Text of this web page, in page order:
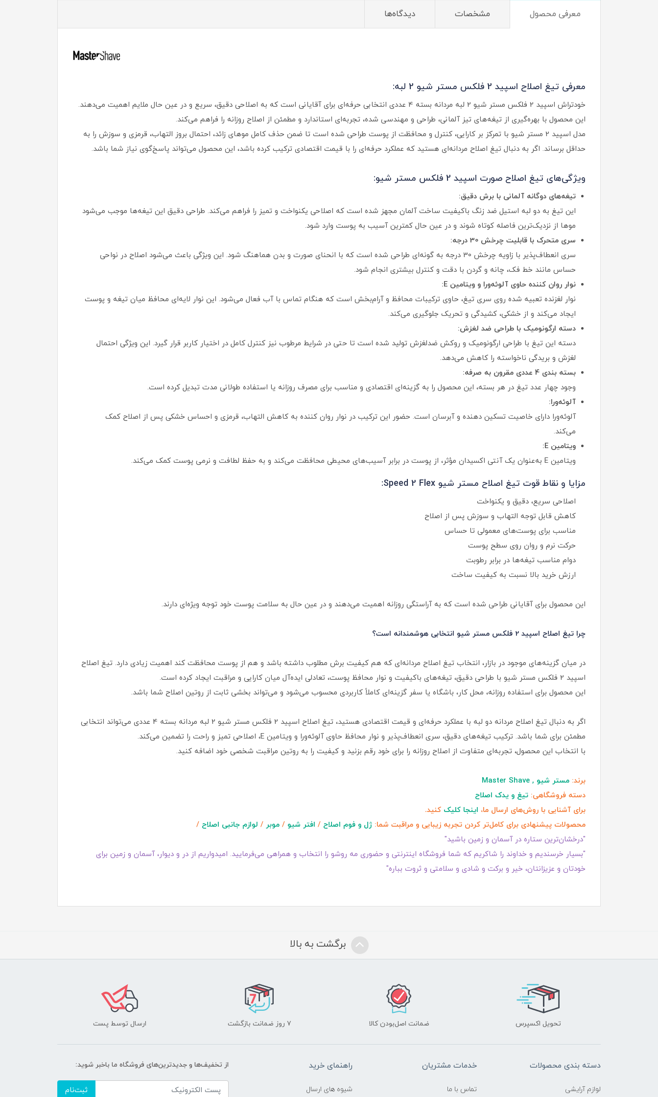
معرفی محصول مشخصات دیدگاه‌ها
معرفی تیغ اصلاح اسپید 2 فلکس مستر شیو 2 لبه:
خودتراش اسپید 2 فلکس مستر شیو 2 لبه مردانه بسته 4 عددی انتخابی حرفه‌ای برای آقایانی است که به اصلاحی دقیق، سریع و در عین حال ملایم اهمیت می‌دهند.
این محصول با بهره‌گیری از تیغه‌های تیز آلمانی، طراحی و مهندسی‌ شده‌، تجربه‌ای استاندارد و مطمئن از اصلاح روزانه را فراهم می‌کند.
مدل اسپید 2 مستر شیو با تمرکز بر کارایی، کنترل و محافظت از پوست طراحی شده است تا ضمن حذف کامل موهای زائد، احتمال بروز التهاب، قرمزی و سوزش را به
حداقل برساند. اگر به دنبال تیغ اصلاح مردانه‌ای هستید که عملکرد حرفه‌ای را با قیمت اقتصادی ترکیب کرده باشد، این محصول می‌تواند پاسخ‌گوی نیاز شما باشد.
ویژگی‌های تیغ اصلاح صورت اسپید 2 فلکس مستر شیو:
تیغه‌های دوگانه آلمانی با برش دقیق:
این تیغ به دو لبه استیل ضد زنگ باکیفیت ساخت آلمان مجهز شده است که اصلاحی یکنواخت و تمیز را فراهم می‌کند. طراحی دقیق این تیغه‌ها موجب می‌شود
موها از نزدیک‌ترین فاصله کوتاه شوند و در عین حال کمترین آسیب به پوست وارد شود.
سری متحرک با قابلیت چرخش 30 درجه:
سری انعطاف‌پذیر با زاویه چرخش 30 درجه به‌ گونه‌ای طراحی شده است که با انحنای صورت و بدن هماهنگ شود. این ویژگی باعث می‌شود اصلاح در نواحی
حساس مانند خط فک، چانه و گردن با دقت و کنترل بیشتری انجام شود.
نوار روان‌ کننده حاوی آلوئه‌ورا و ویتامین E:
نوار لغزنده تعبیه‌ شده روی سری تیغ، حاوی ترکیبات محافظ و آرام‌بخش است که هنگام تماس با آب فعال می‌شود. این نوار لایه‌ای محافظ میان تیغه و پوست
ایجاد می‌کند و از خشکی، کشیدگی و تحریک جلوگیری می‌کند.
دسته ارگونومیک با طراحی ضد لغزش:
دسته این تیغ با طراحی ارگونومیک و روکش ضدلغزش تولید شده است تا حتی در شرایط مرطوب نیز کنترل کامل در اختیار کاربر قرار گیرد. این ویژگی احتمال
لغزش و بریدگی ناخواسته را کاهش می‌دهد.
بسته‌ بندی 4 عددی مقرون‌ به‌ صرفه:
وجود چهار عدد تیغ در هر بسته، این محصول را به گزینه‌ای اقتصادی و مناسب برای مصرف روزانه یا استفاده طولانی‌ مدت تبدیل کرده است.
آلوئه‌ورا:
آلوئه‌ورا دارای خاصیت تسکین‌ دهنده و آبرسان است. حضور این ترکیب در نوار روان‌ کننده به کاهش التهاب، قرمزی و احساس خشکی پس از اصلاح کمک
می‌کند.
ویتامین E:
ویتامین E به‌عنوان یک آنتی‌ اکسیدان مؤثر، از پوست در برابر آسیب‌های محیطی محافظت می‌کند و به حفظ لطافت و نرمی پوست کمک می‌کند.
مزایا و نقاط قوت تیغ اصلاح مستر شیو Speed 2 Flex:
اصلاحی سریع، دقیق و یکنواخت
کاهش قابل توجه التهاب و سوزش پس از اصلاح
مناسب برای پوست‌های معمولی تا حساس
حرکت نرم و روان روی سطح پوست
دوام مناسب تیغه‌ها در برابر رطوبت
ارزش خرید بالا نسبت به کیفیت ساخت
این محصول برای آقایانی طراحی شده است که به آراستگی روزانه اهمیت می‌دهند و در عین حال به سلامت پوست خود توجه ویژه‌ای دارند.
چرا تیغ اصلاح اسپید 2 فلکس مستر شیو انتخابی هوشمندانه است؟
در میان گزینه‌های موجود در بازار، انتخاب تیغ اصلاح مردانه‌ای که هم کیفیت برش مطلوب داشته باشد و هم از پوست محافظت کند اهمیت زیادی دارد. تیغ اصلاح
اسپید 2 فلکس مستر شیو با طراحی دقیق، تیغه‌های باکیفیت و نوار محافظ پوست، تعادلی ایده‌آل میان کارایی و مراقبت ایجاد کرده است.
این محصول برای استفاده روزانه، محل کار، باشگاه یا سفر گزینه‌ای کاملاً کاربردی محسوب می‌شود و می‌تواند بخشی ثابت از روتین اصلاح شما باشد.
اگر به دنبال تیغ اصلاح مردانه دو لبه با عملکرد حرفه‌ای و قیمت اقتصادی هستید، تیغ اصلاح اسپید 2 فلکس مستر شیو 2 لبه مردانه بسته 4 عددی می‌تواند انتخابی
مطمئن برای شما باشد. ترکیب تیغه‌های دقیق، سری انعطاف‌پذیر و نوار محافظ حاوی آلوئه‌ورا و ویتامین E، اصلاحی تمیز و راحت را تضمین می‌کند.
با انتخاب این محصول، تجربه‌ای متفاوت از اصلاح روزانه را برای خود رقم بزنید و کیفیت را به روتین مراقبت شخصی خود اضافه کنید.
برند: مستر شیو , Master Shave
دسته فروشگاهی: تیغ و یدک اصلاح
برای آشنایی با روش‌های ارسال ما، اینجا کلیک کنید.
محصولات پیشنهادی برای کامل‌تر کردن تجربه زیبایی و مراقبت شما: ژل و فوم اصلاح / افتر شیو / موبر / لوازم جانبی اصلاح /
"درخشان‌ترین ستاره در آسمان و زمین باشید"
"بسیار خرسندیم و خداوند را شاکریم که شما فروشگاه اینترنتی و حضوری مه روشو را انتخاب و همراهی می‌فرمایید. امیدواریم از در و دیوار، آسمان و زمین برای
خودتان و عزیزانتان، خیر و برکت و شادی و سلامتی و ثروت بباره"
برگشت به بالا
تحویل اکسپرس ضمانت اصل‌بودن کالا ۷ روز ضمانت بازگشت ارسال توسط پست
دسته بندی محصولات
لوازم آرایشی
خدمات مشتریان
تماس با ما
راهنمای خرید
شیوه های ارسال
از تخفیف‌ها و جدیدترین‌های فروشگاه ما باخبر شوید:
ثبت‌نام